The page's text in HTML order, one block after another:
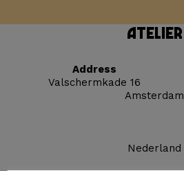
Atelier
Address
Valschermkade 16
Amsterdam
Nederland